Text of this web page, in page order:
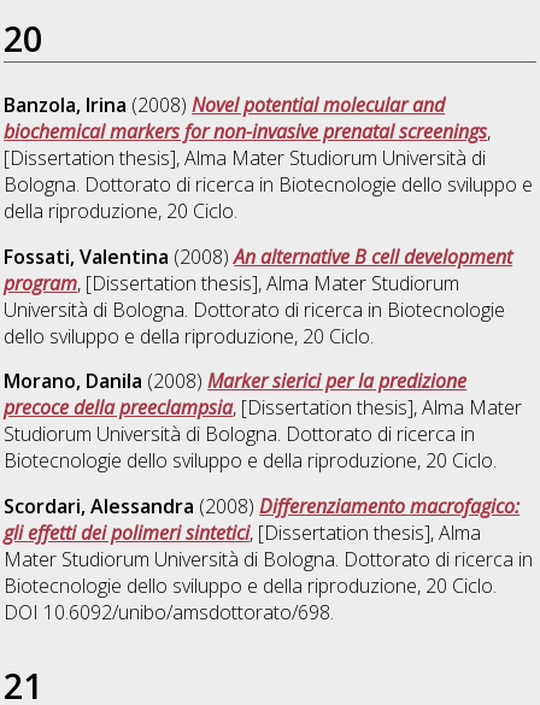
20
Banzola, Irina (2008)Novel potential molecular and
biochemical markers for non-invasive prenatal screenings,
[Dissertation thesis], Alma Mater Studiorum Università di
Bologna. Dottorato di ricerca in Biotecnologie dello sviluppo e
della riproduzione, 20 Ciclo.
Fossati, Valentina (2008)An alternative B cell development
program, [Dissertation thesis], Alma Mater Studiorum
Università di Bologna. Dottorato di ricerca in Biotecnologie
dello sviluppo e della riproduzione, 20 Ciclo.
Morano, Danila (2008)Marker sierici per la predizione
precoce della preeclampsia, [Dissertation thesis], Alma Mater
Studiorum Università di Bologna. Dottorato di ricerca in
Biotecnologie dello sviluppo e della riproduzione, 20 Ciclo.
Scordari, Alessandra (2008)Differenziamento macrofagico:
gli effetti dei polimeri sintetici, [Dissertation thesis], Alma
Mater Studiorum Università di Bologna. Dottorato di ricerca in
Biotecnologie dello sviluppo e della riproduzione, 20 Ciclo.
DOI 10.6092/unibo/amsdottorato/698.
21